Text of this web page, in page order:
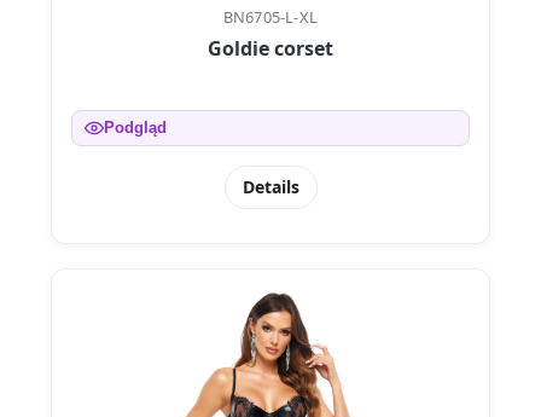
BN6705-L-XL
Goldie corset
Podgląd
Details